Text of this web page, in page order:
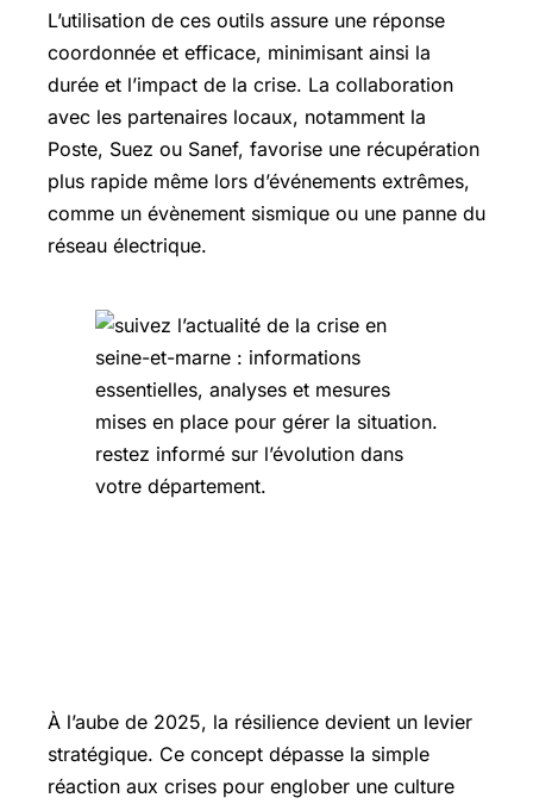
L’utilisation de ces outils assure une réponse
coordonnée et efficace, minimisant ainsi la
durée et l’impact de la crise. La collaboration
avec les partenaires locaux, notamment la
Poste, Suez ou Sanef, favorise une récupération
plus rapide même lors d’événements extrêmes,
comme un évènement sismique ou une panne du
réseau électrique.
À l’aube de 2025, la résilience devient un levier
stratégique. Ce concept dépasse la simple
réaction aux crises pour englober une culture